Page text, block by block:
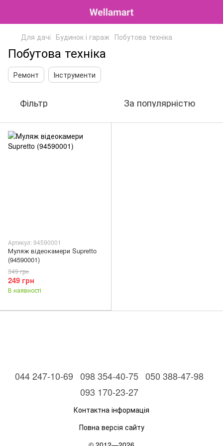
Для дачі Будинок і гараж Побутова техніка
Побутова техніка
Ремонт Інструменти
Фільтр За популярністю
Артикул: 94590001
Муляж відеокамери Supretto
(94590001)
249 грн
349 грн
В наявності
044 247-10-69 098 354-40-75 050 388-47-98
093 170-23-27
Контактна інформація
Повна версія сайту